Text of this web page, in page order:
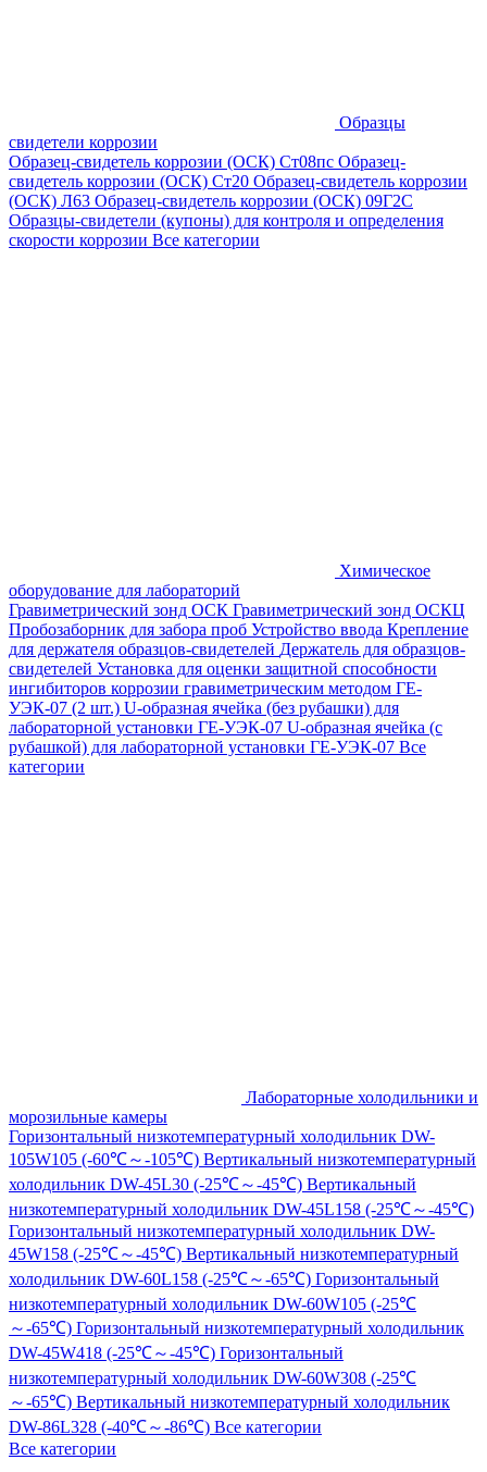
Образцы
свидетели коррозии
Образец-свидетель коррозии (ОСК) Ст08пс Образец-
свидетель коррозии (ОСК) Ст20 Образец-свидетель коррозии
(ОСК) Л63 Образец-свидетель коррозии (ОСК) 09Г2С
Образцы-свидетели (купоны) для контроля и определения
скорости коррозии Все категории
Химическое
оборудование для лабораторий
Гравиметрический зонд ОСК Гравиметрический зонд ОСКЦ
Пробозаборник для забора проб Устройство ввода Крепление
для держателя образцов-свидетелей Держатель для образцов-
свидетелей Установка для оценки защитной способности
ингибиторов коррозии гравиметрическим методом ГЕ-
УЭК-07 (2 шт.) U-образная ячейка (без рубашки) для
лабораторной установки ГЕ-УЭК-07 U-образная ячейка (с
рубашкой) для лабораторной установки ГЕ-УЭК-07 Все
категории
Лабораторные холодильники и
морозильные камеры
Горизонтальный низкотемпературный холодильник DW-
105W105 (-60℃～-105℃) Вертикальный низкотемпературный
холодильник DW-45L30 (-25℃～-45℃) Вертикальный
низкотемпературный холодильник DW-45L158 (-25℃～-45℃)
Горизонтальный низкотемпературный холодильник DW-
45W158 (-25℃～-45℃) Вертикальный низкотемпературный
холодильник DW-60L158 (-25℃～-65℃) Горизонтальный
низкотемпературный холодильник DW-60W105 (-25℃
～-65℃) Горизонтальный низкотемпературный холодильник
DW-45W418 (-25℃～-45℃) Горизонтальный
низкотемпературный холодильник DW-60W308 (-25℃
～-65℃) Вертикальный низкотемпературный холодильник
DW-86L328 (-40℃～-86℃) Все категории
Все категории